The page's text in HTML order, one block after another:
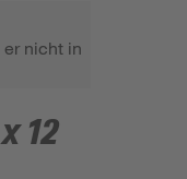
nicht in
12